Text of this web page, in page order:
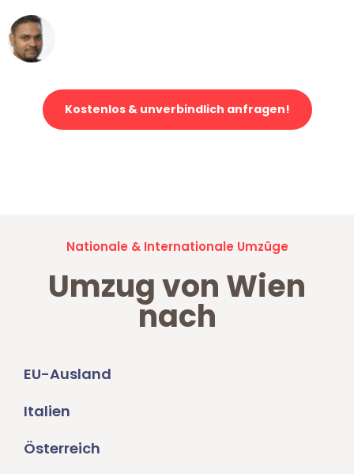
Kostenlos & unverbindlich anfragen!
Nationale & Internationale Umzüge
Umzug von Wien
nach
EU-Ausland
Italien
Österreich